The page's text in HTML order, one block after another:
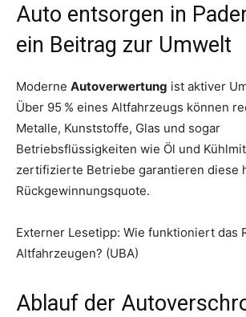
Auto entsorgen in
ein Beitrag zur Umwelt
Moderne Autoverwertung ist aktiver
Über 95 % eines Altfahrzeugs können
Metalle, Kunststoffe, Glas und sogar
Betriebsflüssigkeiten wie Öl und
zertifizierte Betriebe garantieren diese
Rückgewinnungsquote.
Externer Lesetipp: Wie funktioniert das
Altfahrzeugen? (UBA)
Ablauf der